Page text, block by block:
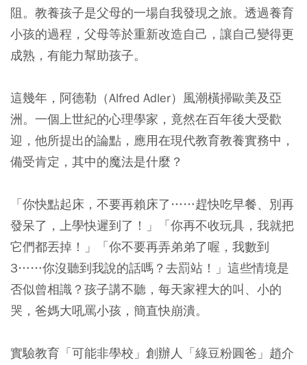
阻。教養孩子是父母的一場自我發現之旅。透過養育
小孩的過程，父母等於重新改造自己，讓自己變得更
成熟，有能力幫助孩子。
這幾年，阿德勒（Alfred Adler）風潮橫掃歐美及亞
洲。一個上世紀的心理學家，竟然在百年後大受歡
迎，他所提出的論點，應用在現代教育教養實務中，
備受肯定，其中的魔法是什麼？
「你快點起床，不要再賴床了……趕快吃早餐、別再
發呆了，上學快遲到了！」「你再不收玩具，我就把
它們都丟掉！」「你不要再弄弟弟了喔，我數到
3……你沒聽到我說的話嗎？去罰站！」這些情境是
否似曾相識？孩子講不聽，每天家裡大的叫、小的
哭，爸媽大吼罵小孩，簡直快崩潰。
實驗教育「可能非學校」創辦人「綠豆粉圓爸」趙介